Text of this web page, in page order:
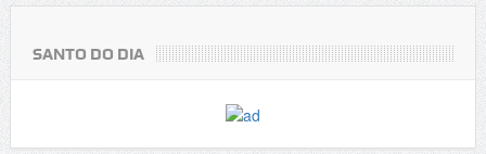
SANTO DO DIA